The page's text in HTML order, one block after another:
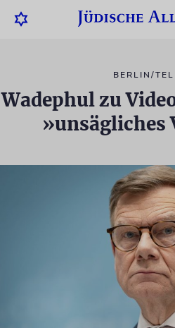
BERLIN/
Wadephul zu
»unsägliches